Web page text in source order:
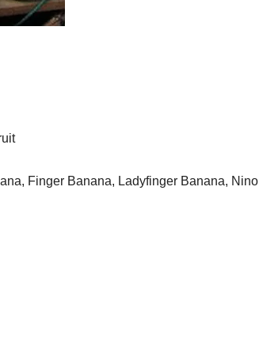
Finger Banana, Ladyfinger Banana, Nino